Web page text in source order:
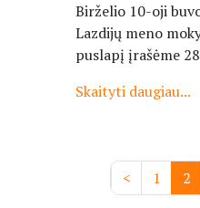
Birželio 10-oji
Lazdijų meno
puslapį įrašėme
Skaityti daugiau...
Previous
page
< Puslapis
1 2